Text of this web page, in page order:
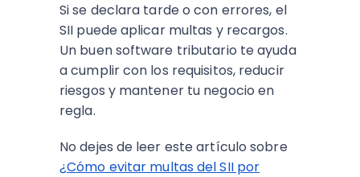
Si se declara tarde o con errores, el
SII puede aplicar multas y recargos.
Un buen software tributario te ayuda
a cumplir con los requisitos, reducir
riesgos y mantener tu negocio en
regla.
No dejes de leer este artículo sobre
¿Cómo evitar multas del SII por